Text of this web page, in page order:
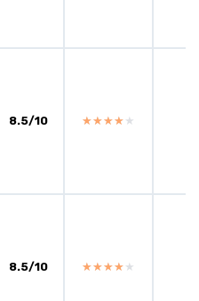
8.5/10 ★★★★★
★★★★★
8.5/10 ★★★★★
★★★★★